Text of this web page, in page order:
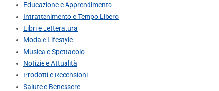
Educazione e Apprendimento
Intrattenimento e Tempo Libero
Libri e Letteratura
Moda e Lifestyle
Musica e Spettacolo
Notizie e Attualità
Prodotti e Recensioni
Salute e Benessere